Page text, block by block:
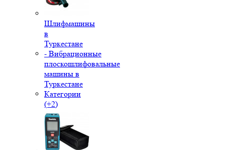
Шлифмашины
в
Туркестане
- Вибрационные
плоскошлифовальные
машины в
Туркестане
Категории
(+2)